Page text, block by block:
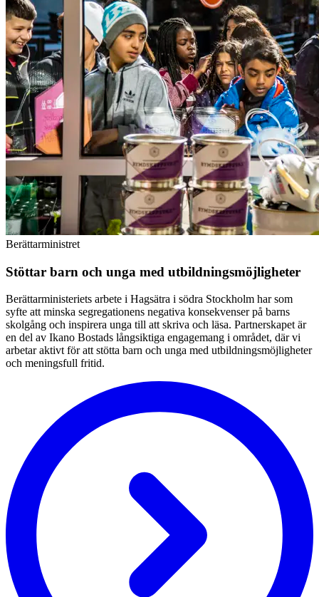
Berättarministret
Stöttar barn och unga med utbildningsmöjligheter
Berättarministeriets arbete i Hagsätra i södra Stockholm har som
syfte att minska segregationens negativa konsekvenser på barns
skolgång och inspirera unga till att skriva och läsa. Partnerskapet är
en del av Ikano Bostads långsiktiga engagemang i området, där vi
arbetar aktivt för att stötta barn och unga med utbildningsmöjligheter
och meningsfull fritid.